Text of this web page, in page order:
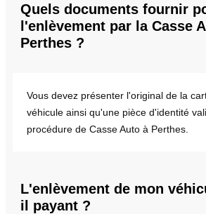
Quels documents fournir
l'enlèvement par la Casse
Perthes ?
Vous devez présenter l'original de la
véhicule ainsi qu'une pièce d'identité
procédure de Casse Auto à Perthes.
L'enlèvement de mon
il payant ?